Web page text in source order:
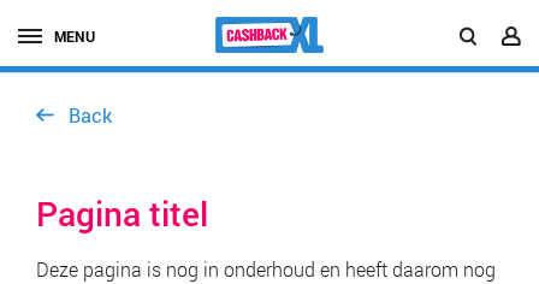
MENU
Back
Pagina titel
Deze pagina is nog in onderhoud en heeft daarom nog